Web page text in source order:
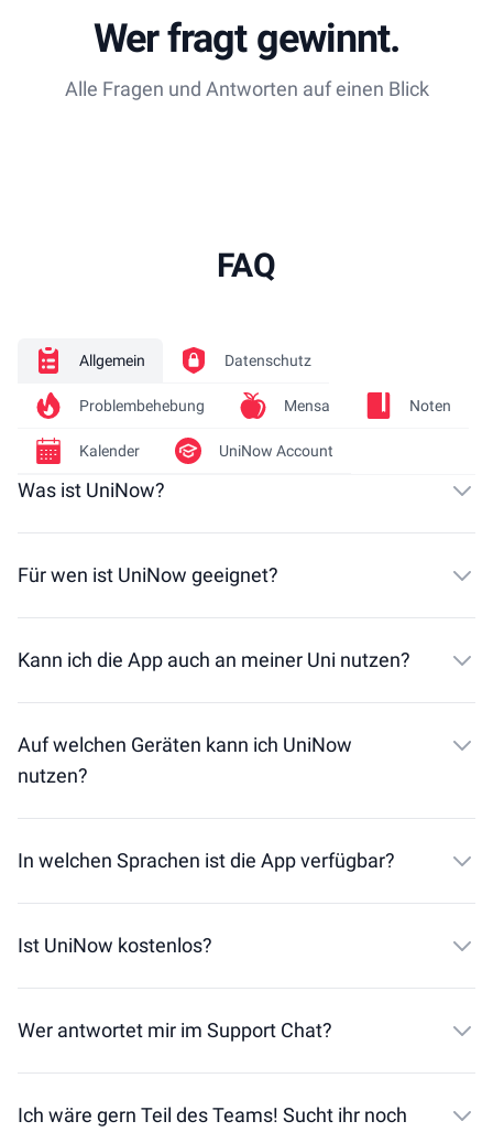
Wer fragt gewinnt.
Alle Fragen und Antworten auf einen Blick
FAQ
Allgemein Datenschutz
Problembehebung Mensa Noten
Kalender UniNow Account
Was ist UniNow?
Für wen ist UniNow geeignet?
Kann ich die App auch an meiner Uni nutzen?
Auf welchen Geräten kann ich UniNow
nutzen?
In welchen Sprachen ist die App verfügbar?
Ist UniNow kostenlos?
Wer antwortet mir im Support Chat?
Ich wäre gern Teil des Teams! Sucht ihr noch